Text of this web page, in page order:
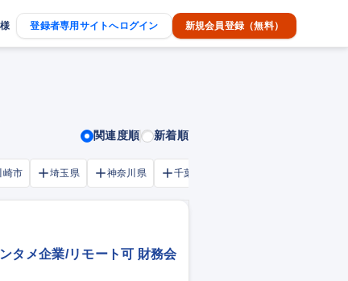
登録者専用サイトへログイン 新規会員登録（無料）
関連度順 新着順
崎市 埼玉県 神奈川県 千葉市
タメ企業/リモート可 財務会